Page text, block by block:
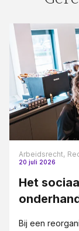
Arbeidsrecht,
20 juli 2026
Het
Bij een